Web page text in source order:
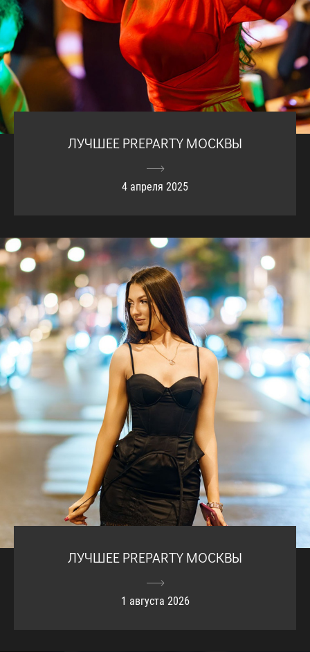
ЛУЧШЕЕ PREPARTY МОСКВЫ
4 апреля 2025
ЛУЧШЕЕ PREPARTY МОСКВЫ
1 августа 2026